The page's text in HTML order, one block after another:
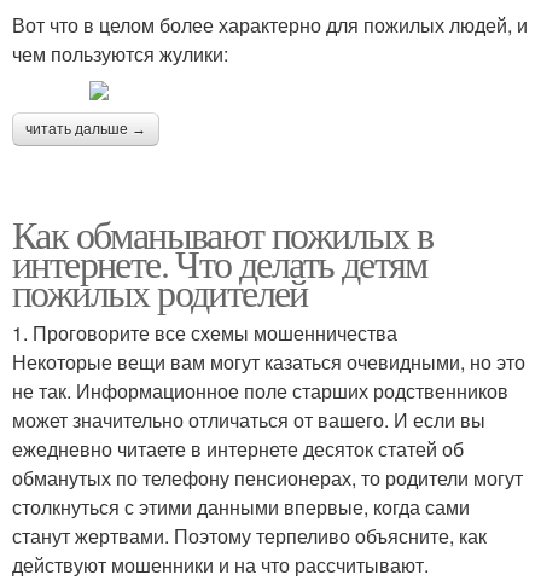
Вот что в целом более характерно для пожилых людей, и
чем пользуются жулики:
читать дальше →
Как обманывают пожилых в
интернете. Что делать детям
пожилых родителей
1. Проговорите все схемы мошенничества
Некоторые вещи вам могут казаться очевидными, но это
не так. Информационное поле старших родственников
может значительно отличаться от вашего. И если вы
ежедневно читаете в интернете десяток статей об
обманутых по телефону пенсионерах, то родители могут
столкнуться с этими данными впервые, когда сами
станут жертвами. Поэтому терпеливо объясните, как
действуют мошенники и на что рассчитывают.